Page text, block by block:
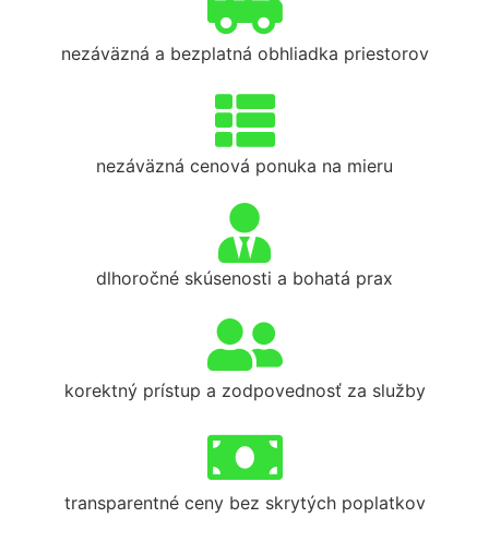
nezáväzná a bezplatná obhliadka priestorov
nezáväzná cenová ponuka na mieru
dlhoročné skúsenosti a bohatá prax
korektný prístup a zodpovednosť za služby
transparentné ceny bez skrytých poplatkov